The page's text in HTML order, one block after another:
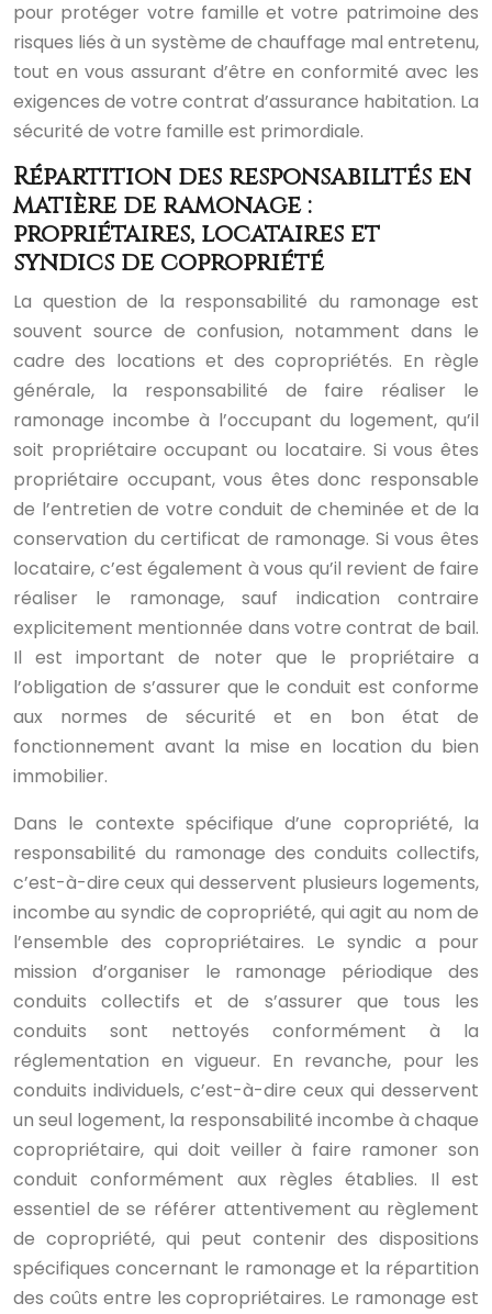
pour protéger votre famille et votre patrimoine des
risques liés à un système de chauffage mal entretenu,
tout en vous assurant d’être en conformité avec les
exigences de votre contrat d’assurance habitation. La
sécurité de votre famille est primordiale.
Répartition des responsabilités en
matière de ramonage :
propriétaires, locataires et
syndics de copropriété
La question de la responsabilité du ramonage est
souvent source de confusion, notamment dans le
cadre des locations et des copropriétés. En règle
générale, la responsabilité de faire réaliser le
ramonage incombe à l’occupant du logement, qu’il
soit propriétaire occupant ou locataire. Si vous êtes
propriétaire occupant, vous êtes donc responsable
de l’entretien de votre conduit de cheminée et de la
conservation du certificat de ramonage. Si vous êtes
locataire, c’est également à vous qu’il revient de faire
réaliser le ramonage, sauf indication contraire
explicitement mentionnée dans votre contrat de bail.
Il est important de noter que le propriétaire a
l’obligation de s’assurer que le conduit est conforme
aux normes de sécurité et en bon état de
fonctionnement avant la mise en location du bien
immobilier.
Dans le contexte spécifique d’une copropriété, la
responsabilité du ramonage des conduits collectifs,
c’est-à-dire ceux qui desservent plusieurs logements,
incombe au syndic de copropriété, qui agit au nom de
l’ensemble des copropriétaires. Le syndic a pour
mission d’organiser le ramonage périodique des
conduits collectifs et de s’assurer que tous les
conduits sont nettoyés conformément à la
réglementation en vigueur. En revanche, pour les
conduits individuels, c’est-à-dire ceux qui desservent
un seul logement, la responsabilité incombe à chaque
copropriétaire, qui doit veiller à faire ramoner son
conduit conformément aux règles établies. Il est
essentiel de se référer attentivement au règlement
de copropriété, qui peut contenir des dispositions
spécifiques concernant le ramonage et la répartition
des coûts entre les copropriétaires. Le ramonage est